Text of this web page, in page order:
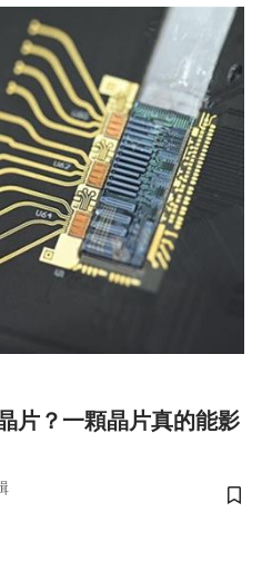
片？一顆晶片真的能影
儲